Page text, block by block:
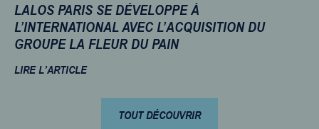
LALOS PARIS SE DÉVELOPPE À
L’INTERNATIONAL AVEC L’ACQUISITION DU
GROUPE LA FLEUR DU PAIN
LIRE L’ARTICLE
TOUT DÉCOUVRIR